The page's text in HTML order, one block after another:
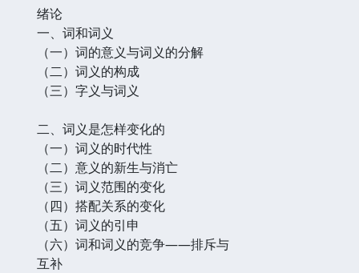
绪论
一、词和词义
（一）词的意义与词义的分解
（二）词义的构成
（三）字义与词义
二、词义是怎样变化的
（一）词义的时代性
（二）意义的新生与消亡
（三）词义范围的变化
（四）搭配关系的变化
（五）词义的引申
（六）词和词义的竞争——排斥与
互补